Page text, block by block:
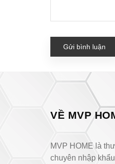
Gửi bình luận
VỀ MVP
MVP HOME là
chuyên nhập